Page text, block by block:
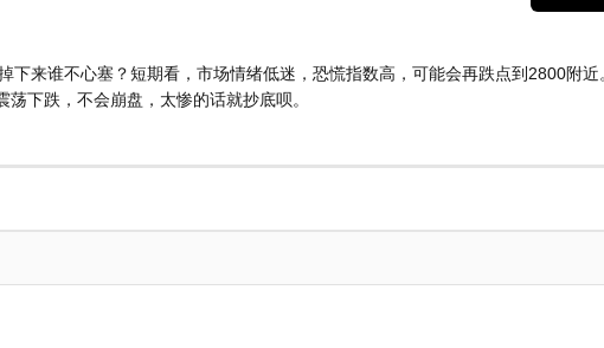
下来谁不心塞？短期看，市场情绪低迷，恐慌指数高，可能会再跌点到2800附近
下跌，不会崩盘，太惨的话就抄底呗。